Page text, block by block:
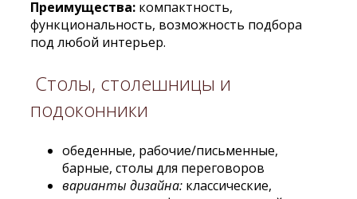
Преимущества: компактность,
функциональность, возможность подбора
под любой интерьер.
Столы, столешницы и
подоконники
обеденные, рабочие/письменные,
барные, столы для переговоров
варианты дизайна: классические,